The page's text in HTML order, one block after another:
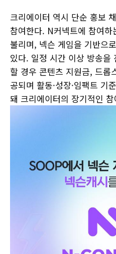
크리에이터 역시 단순 홍보
참여한다. N커넥트에 참여
불리며, 넥슨 게임을 기반으
있다. 일정 시간 이상 방송을
할 경우 콘텐츠 지원금, 드롭
공되며 활동·성장·임팩트 기
돼 크리에이터의 장기적인